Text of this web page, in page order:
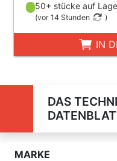
50+ stücke auf
(vor 14 Stunden )
IN
DAS
MARKE